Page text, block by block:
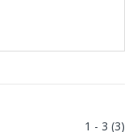
1 - 3 (3)